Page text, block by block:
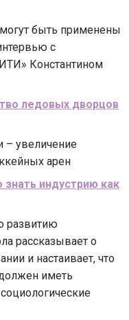
быть применены
с
Константином
ледовых дворцов
– увеличение
арен
индустрию как
развитию
рассказывает о
и настаивает, что
иметь